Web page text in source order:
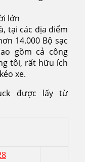
lớn
tại các địa điểm
14.000 Bộ sạc
gồm cả công
tôi, rất hữu ích
xe.
được lấy từ